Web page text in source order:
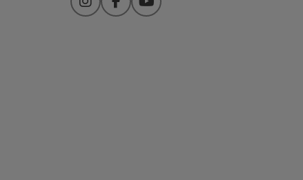
InstagramFacebookYouTube